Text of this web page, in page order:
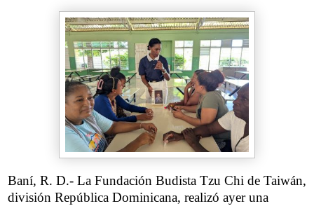
Baní, R. D.- La Fundación Budista Tzu Chi de Taiwán,
división República Dominicana, realizó ayer una